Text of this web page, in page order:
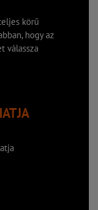
körű
hogy az
válassza